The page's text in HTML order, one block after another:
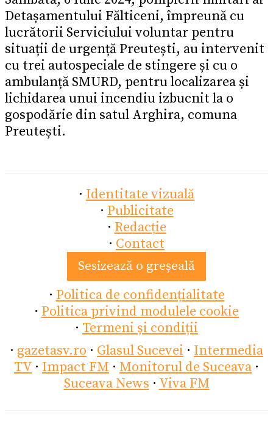
Detașamentului Fălticeni, împreună cu
lucrătorii Serviciului voluntar pentru
situații de urgență Preutești, au intervenit
cu trei autospeciale de stingere și cu o
ambulanță SMURD, pentru localizarea și
lichidarea unui incendiu izbucnit la o
gospodărie din satul Arghira, comuna
Preutești.
· Identitate vizuală
· Publicitate
· Redacție
· Contact
Sesizează o greșeală
· Politica de confidențialitate
· Politica privind modulele cookie
· Termeni și condiții
· gazetasv.ro · Glasul Sucevei · Intermedia
TV · Impact FM · Monitorul de Suceava ·
Suceava News · Viva FM